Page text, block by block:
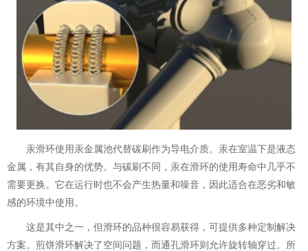
汞滑环使用汞金属池代替碳刷作为导电介质。汞在室温下是液态
金属，有其自身的优势。与碳刷不同，汞在滑环的使用寿命中几乎不
需要更换。它在运行时也不会产生热量和噪音，因此适合在恶劣和敏
感的环境中使用。
这是其中之一，但滑环的品种很容易获得，可提供多种定制解决
方案。煎饼滑环解决了空间问题，而通孔滑环则允许旋转轴穿过。所